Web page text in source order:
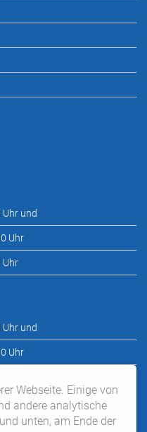
Uhr und
Uhr
Uhr
Uhr und
Uhr
Vereinbarung:
Webseite. Einige von
andere analytische
unten, am Ende der